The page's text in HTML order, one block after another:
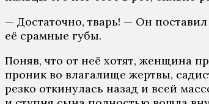
— Достаточно, тварь! — Он
её срамные губы.
Поняв, что от неё хотят, женщина
проник во влагалище жертвы,
резко откинулась назад и всей